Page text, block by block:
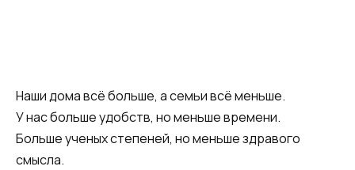
Наши дома всё больше, а семьи всё меньше.
У нас больше удобств, но меньше времени.
Больше ученых степеней, но меньше здравого
смысла.